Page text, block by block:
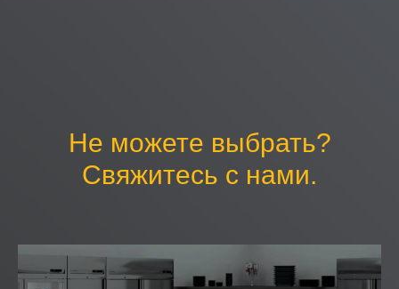
Не можете выбрать?
Свяжитесь с нами.